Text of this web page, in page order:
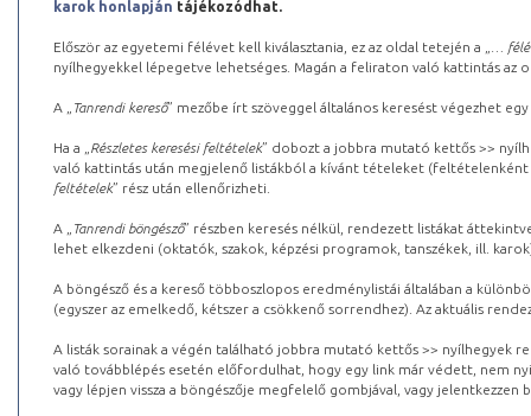
karok honlapján tájékozódhat.
Először az egyetemi félévet kell kiválasztania, ez az oldal tetején a „
…
nyílhegyekkel lépegetve lehetséges. Magán a feliraton való kattintás az
A „ Tanrendi kereső” mezőbe írt szöveggel általános keresést végezhet
Ha a „ Részletes keresési feltételek” dobozt a jobbra mutató kettős >>
való kattintás után megjelenő listákból a kívánt tételeket (feltételenként
feltételek” rész után ellenőrizheti.
A „ Tanrendi böngésző” részben keresés nélkül, rendezett listákat
lehet elkezdeni (oktatók, szakok, képzési programok, tanszékek, ill.
A böngésző és a kereső többoszlopos eredménylistái általában a
(egyszer az emelkedő, kétszer a csökkenő sorrendhez). Az aktuális
A listák sorainak a végén található jobbra mutató kettős >> nyílhegyek
való továbblépés esetén előfordulhat, hogy egy link már védett, nem
vagy lépjen vissza a böngészője megfelelő gombjával, vagy